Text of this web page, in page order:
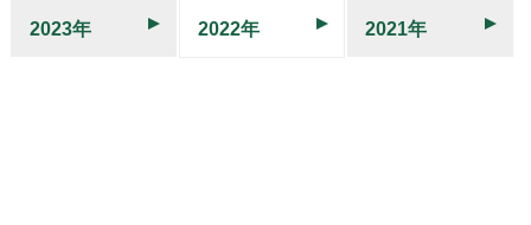
2023年 2022年 2021年